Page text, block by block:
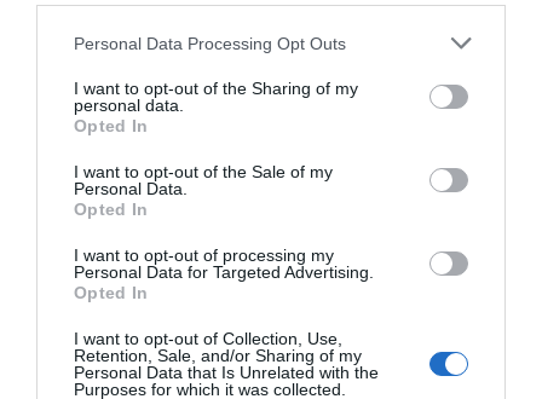
Please note that this website/app uses one or more Google
not limited to your visit or usage behaviour. You may click to
grant or deny consent to Google and its third-party tags to
use your data for below specified purposes in below Google
consent section.
Personal Data Processing Opt Outs
I want to opt-out of the Sharing of my
personal data.
Opted In
I want to opt-out of the Sale of my
Personal Data.
Opted In
I want to opt-out of processing my
Personal Data for Targeted Advertising.
Opted In
I want to opt-out of Collection, Use,
Retention, Sale, and/or Sharing of my
Personal Data that Is Unrelated with the
Purposes for which it was collected.
Últimas
ROTEIRO
Mariano regressa ao Marginal e Summer Jam anima o
Jam este Sábado
CRISTIANO RONALDO